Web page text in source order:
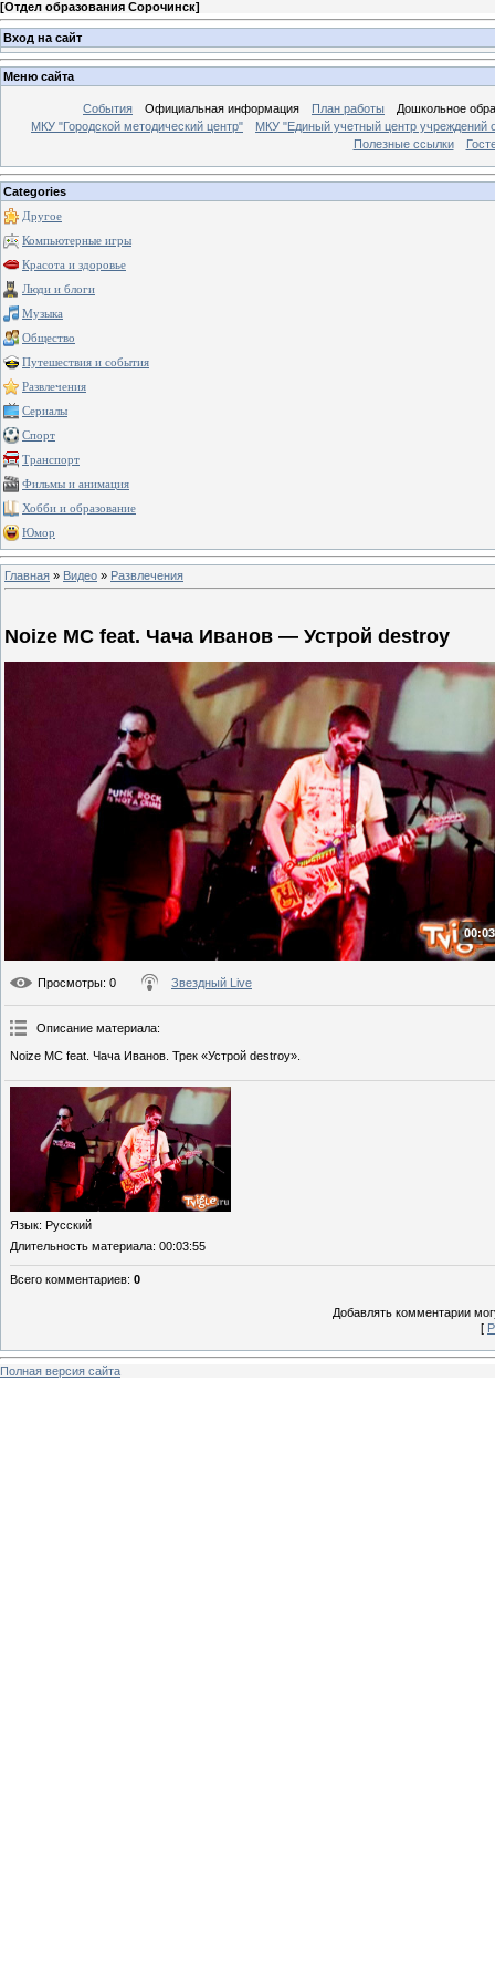
[Отдел образования Сорочинск]
Вход на сайт
Меню сайта
События Официальная информация План работы
Дошкольное
МКУ "Городской методический центр"
МКУ "Единый учетный центр учреждений
Полезные ссылки
Categories
Другое
Компьютерные игры
Красота и здоровье
Люди и блоги
Музыка
Общество
Путешествия и события
Развлечения
Сериалы
Спорт
Транспорт
Фильмы и анимация
Хобби и образование
Юмор
Главная » Видео » Развлечения
Noize MC feat. Чача Иванов — Устрой destroy
Просмотры: 0 Звездный Live
Описание материала:
Noize MC feat. Чача Иванов. Трек «Устрой destroy».
Язык: Русский
Длительность материала: 00:03:55
Всего комментариев: 0
Добавлять комментарии
[
Полная версия сайта